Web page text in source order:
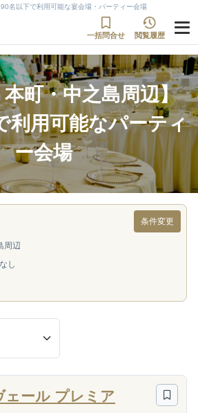
名以下で利用可能な宴会場・パーティー会場
一括問合せ 閲覧履歴
町・中之島周辺】
利用可能なパーティ
ー会場
条件変更
周辺
し
ェール プレミア